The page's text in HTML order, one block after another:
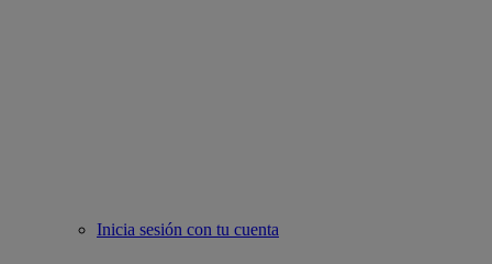
Inicia sesión con tu cuenta